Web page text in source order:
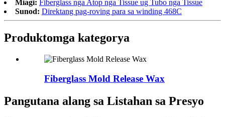
Miagi: Fiberglass nga Atop nga Tissue ug Tubo nga Tissue
Sunod: Direktang pag-roving para sa winding 468C
Produktomga kategorya
Fiberglass Mold Release Wax
Pangutana alang sa Listahan sa Presyo